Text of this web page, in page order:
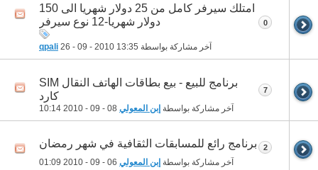
امتلك سيرفر كامل من 25 دولار شهريا الى 150
دولار شهريا-12 نوع سيرفر
آخر مشاركة بواسطة qpali 26 - 09 - 2010 13:35
0
برنامج للبيع - بيع بطاقات الهاتف النقال SIM
كارد
آخر مشاركة بواسطة إبن المعولي 10:14
7
برنامج رائع للمسابقات الثقافية في شهر رمضان
آخر مشاركة بواسطة إبن المعولي 01:09
2